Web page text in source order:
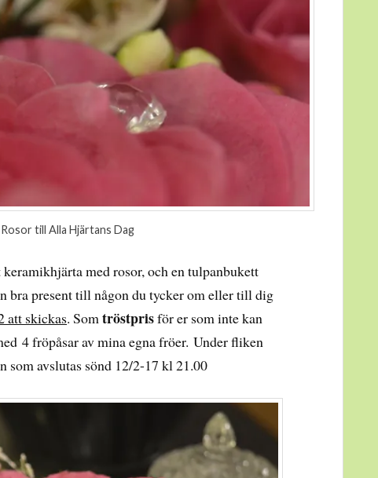
Rosor till Alla Hjärtans Dag
keramikhjärta med rosor, och en tulpanbukett
bra present till någon du tycker om eller till dig
att skickas. Somtröstprisför er som inte kan
4 fröpåsar av mina egna fröer. Under fliken
som avslutas sönd 12/2-17 kl 21.00